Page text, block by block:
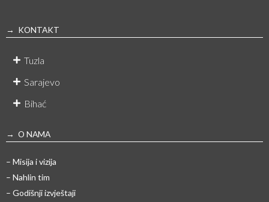
→ KONTAKT
Tuzla
Sarajevo
Bihać
→ O NAMA
– Misija i vizija
– Nahlin tim
– Godišnji izvještaji